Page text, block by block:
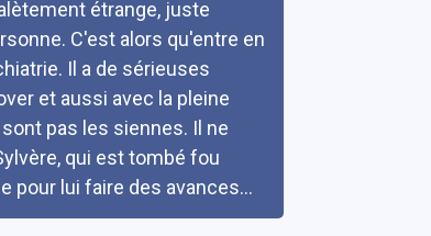
étrange, juste
C'est alors qu'entre en
Il a de sérieuses
et aussi avec la pleine
pas les siennes. Il ne
qui est tombé fou
pour lui faire des avances...